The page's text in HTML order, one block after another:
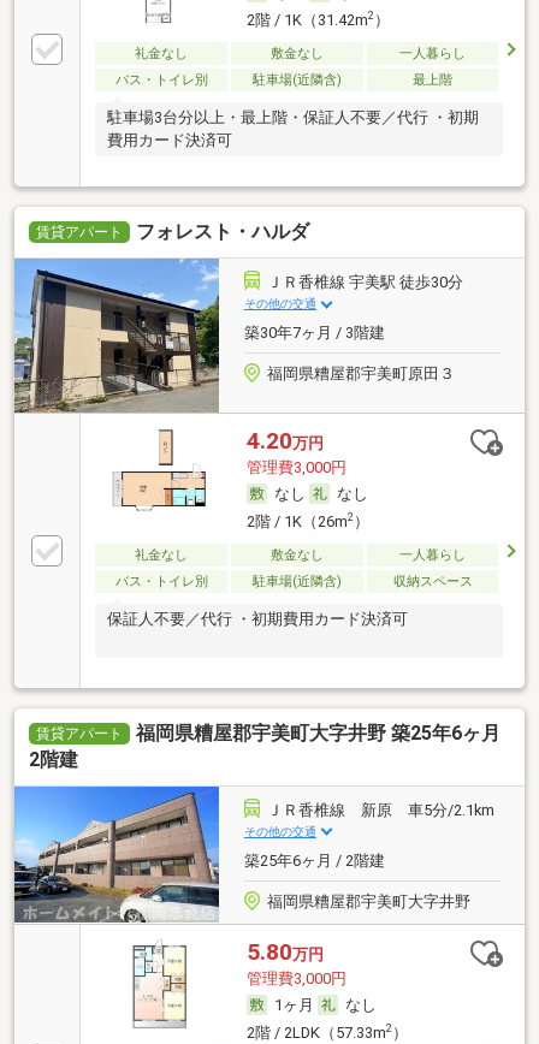
2階 / 1K（31.42m2）
礼金なし 敷金なし
一人暮らし
バス・トイレ別
駐車場(近隣含) 最上階
駐車場3台分以上・最上階・保証人不要／代行 ・初期
費用カード決済可
賃貸アパート フォレスト・ハルダ
ＪＲ香椎線 宇美駅 徒歩30分
その他の交通
築30年7ヶ月 / 3階建
福岡県糟屋郡宇美町原田３
4.20万円
管理費3,000円
なし
なし
2階 / 1K（26m2）
礼金なし 敷金なし
一人暮らし
バス・トイレ別
駐車場(近隣含) 収納スペース
保証人不要／代行 ・初期費用カード決済可
賃貸アパート
福岡県糟屋郡宇美町大字井野 築25年6ヶ月
2階建
ＪＲ香椎線 新原 車5分/2.1km
その他の交通
築25年6ヶ月 / 2階建
福岡県糟屋郡宇美町大字井野
5.80万円
管理費3,000円
1ヶ月
なし
2階 / 2LDK（57.33m2）